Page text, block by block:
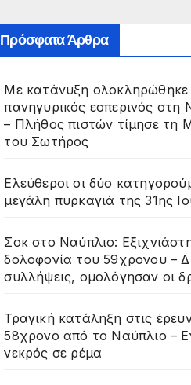
Πρόσφατα Άρθρα
Με κατάνυξη ολοκληρώθηκε
πανηγυρικός εσπερινός στη
– Πλήθος πιστών τίμησε τη
του Σωτήρος
Ελεύθεροι οι δύο
μεγάλη πυρκαγιά της 31ης
Σοκ στο Ναύπλιο:
δολοφονία του 59χρονου –
συλλήψεις, ομολόγησαν οι
Τραγική κατάληξη στις
58χρονο από το Ναύπλιο –
νεκρός σε ρέμα